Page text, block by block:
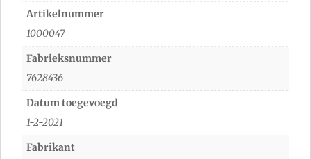
Artikelnummer
1000047
Fabrieksnummer
7628436
Datum toegevoegd
1-2-2021
Fabrikant